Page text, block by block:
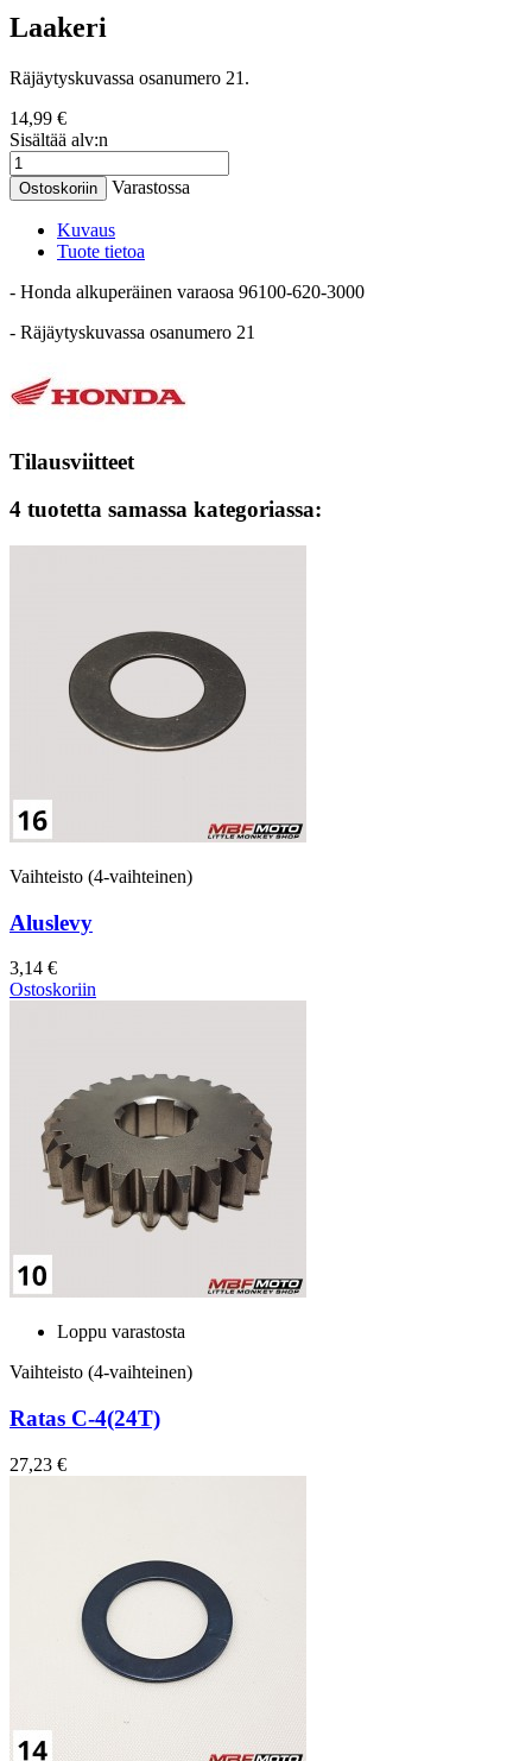
Laakeri
Räjäytyskuvassa osanumero 21.
14,99 €
Sisältää alv:n
Ostoskoriin Varastossa
Kuvaus
Tuote tietoa
- Honda alkuperäinen varaosa 96100-620-3000
- Räjäytyskuvassa osanumero 21
Tilausviitteet
4 tuotetta samassa kategoriassa:
Vaihteisto (4-vaihteinen)
Aluslevy
3,14 €
Ostoskoriin
Loppu varastosta
Vaihteisto (4-vaihteinen)
Ratas C-4(24T)
27,23 €